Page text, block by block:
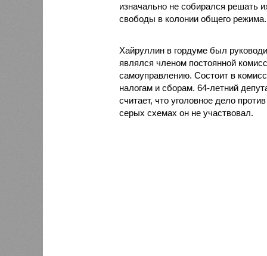
изначально не собирался решать
свободы в колонии общего режима.
Хайруллин в гордуме был
являлся членом постоянной
самоуправлению. Состоит в
налогам и сборам. 64-летний
считает, что уголовное дело
серых схемах он не участвовал.